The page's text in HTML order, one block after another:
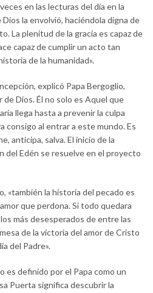
en las lecturas del día en la
Dios la envolvió, haciéndola digna de
La plenitud de la gracia es capaz de
capaz de cumplir un acto tan
de la humanidad».
explicó Papa Bergoglio,
de Dios. Él no solo es Aquel que
llega hasta a prevenir la culpa
consigo al entrar a este mundo. Es
anticipa, salva. El inicio de la
del Edén se resuelve en el proyecto
«también la historia del pecado es
que perdona. Si todo quedara
más desesperados de entre las
de la victoria del amor de Cristo
del Padre».
es definido por el Papa como un
Puerta significa descubrir la